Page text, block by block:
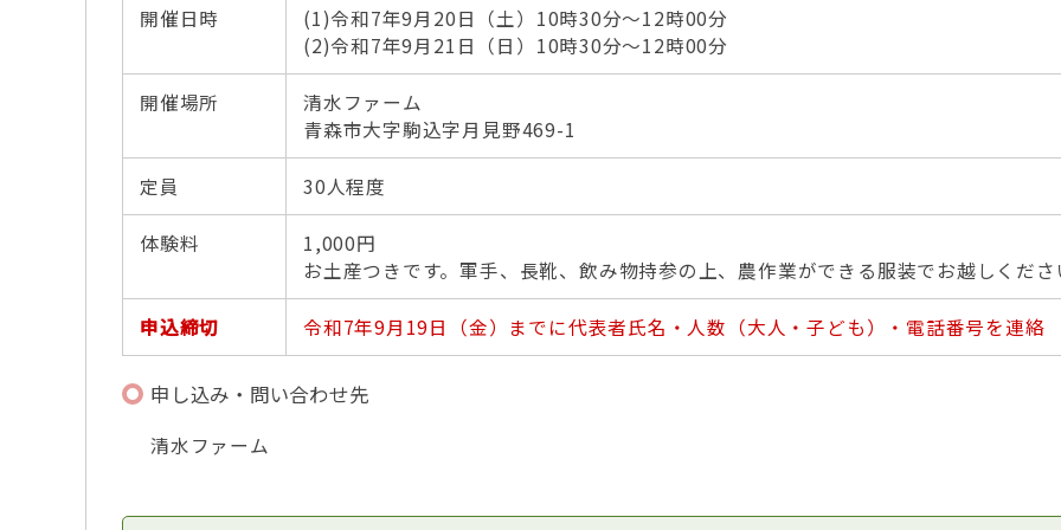
開催日時
(1)令和7年9月20日（土）10時30分～12時00分
(2)令和7年9月21日（日）10時30分～12時00分
開催場所
清水ファーム
青森市大字駒込字月見野469-1
定員 30人程度
体験料
1,000円
お土産つきです。軍手、長靴、飲み物持参の上、農作業ができる服装でお越しくだ
申込締切 令和7年9月19日（金）までに代表者氏名・人数（大人・子ども）・電話番号を連絡
申し込み・問い合わせ先
清水ファーム